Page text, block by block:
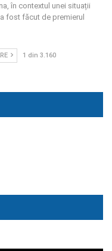
în contextul unei situații
fost făcut de premierul
1 din 3.160